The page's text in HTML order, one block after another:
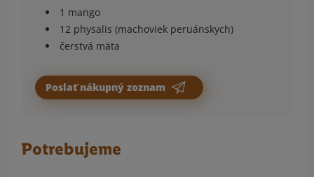
1 mango
12 physalis (machoviek peruánskych)
čerstvá mäta
Poslať nákupný zoznam
Potrebujeme